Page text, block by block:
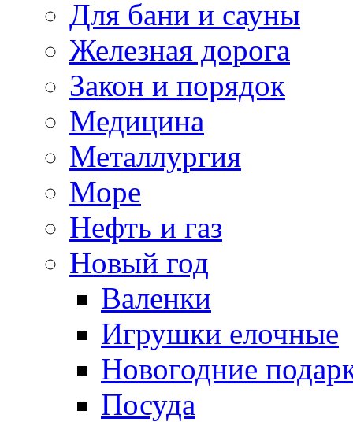
Для бани и сауны
Железная дорога
Закон и порядок
Медицина
Металлургия
Море
Нефть и газ
Новый год
Валенки
Игрушки елочные
Новогодние
Посуда